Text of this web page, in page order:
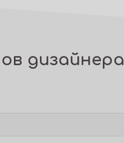
дизайнера